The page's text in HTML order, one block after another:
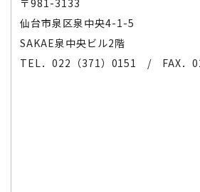
〒981-3133
仙台市泉区泉中央4-1-5
SAKAE泉中央ビル2階
TEL．022（371）0151 / FAX．